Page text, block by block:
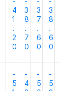
4
1
.
2
0
3
8
.
7
0
3
7
.
6
0
3
8
.
6
0
-
5
-
4
-
5
-
5